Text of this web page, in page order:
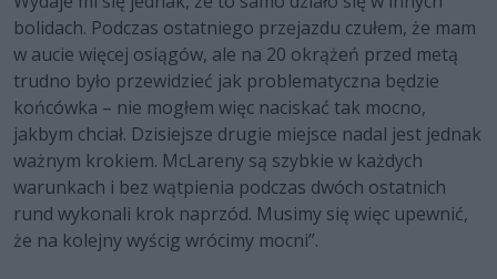
bolidach. Podczas ostatniego przejazdu czułem, że mam
w aucie więcej osiągów, ale na 20 okrążeń przed metą
trudno było przewidzieć jak problematyczna będzie
końcówka – nie mogłem więc naciskać tak mocno,
jakbym chciał. Dzisiejsze drugie miejsce nadal jest jednak
ważnym krokiem. McLareny są szybkie w każdych
warunkach i bez wątpienia podczas dwóch ostatnich
rund wykonali krok naprzód. Musimy się więc upewnić,
że na kolejny wyścig wrócimy mocni”.